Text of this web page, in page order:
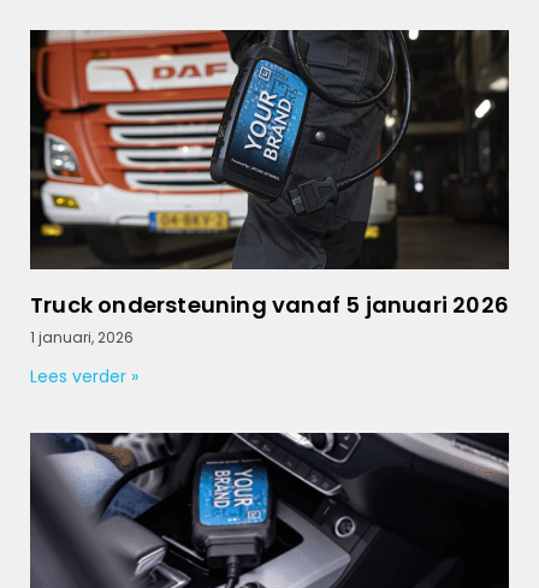
Truck ondersteuning vanaf 5 januari 2026
1 januari, 2026
Lees verder »